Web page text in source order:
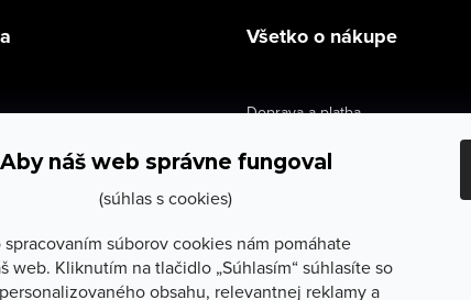
Aby náš web správne fungoval
(súhlas s cookies)
spracovaním súborov cookies nám pomáhate
web. Kliknutím na tlačidlo „Súhlasím“ súhlasíte so
obsahu, relevantnej reklamy a
Všetko o nákupe
Doprava a platba
Výmena a vrátenie
Reklamačné podmienky
Ochrana osobných údajov